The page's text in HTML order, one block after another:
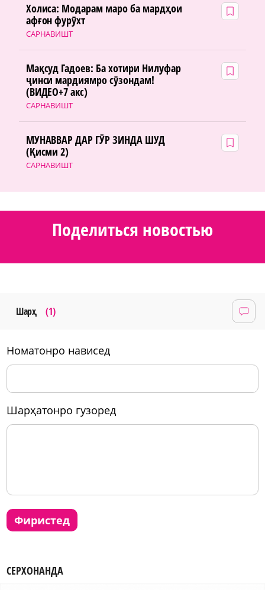
САРНАВИШТ
Холиса: Модарам маро ба мардҳои
афғон фурӯхт
САРНАВИШТ
Мақсуд Гадоев: Ба хотири Нилуфар
ҷинси мардиямро сӯзондам!
(ВИДЕО+7 акс)
САРНАВИШТ
МУНАВВАР ДАР ГӮР ЗИНДА ШУД
(Қисми 2)
Поделиться новостью
Шарҳ (1)
номатонро нависед
шарҳатонро гузоред
фиристед
СЕРХОНАНДА